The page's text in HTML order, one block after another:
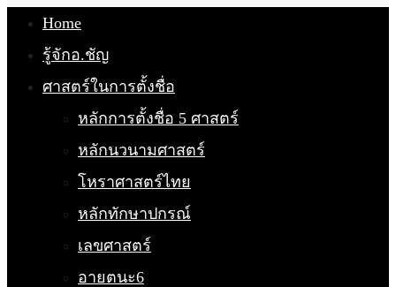
Home
รู้จักอ.ชัญ
ศาสตร์ในการตั้งชื่อ
หลักการตั้งชื่อ 5 ศาสตร์
หลักนวนามศาสตร์
โหราศาสตร์ไทย
หลักทักษาปกรณ์
เลขศาสตร์
อายตนะ6